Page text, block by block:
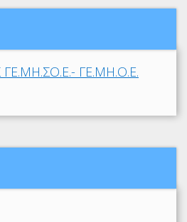
ΓΕ.ΜΗ.Ο.Ε.